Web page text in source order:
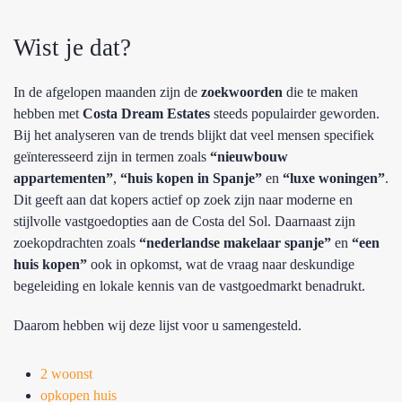
Wist je dat?
In de afgelopen maanden zijn de zoekwoorden die te maken
hebben met Costa Dream Estates steeds populairder geworden.
Bij het analyseren van de trends blijkt dat veel mensen specifiek
geïnteresseerd zijn in termen zoals “nieuwbouw
appartementen”, “huis kopen in Spanje” en “luxe woningen”.
Dit geeft aan dat kopers actief op zoek zijn naar moderne en
stijlvolle vastgoedopties aan de Costa del Sol. Daarnaast zijn
zoekopdrachten zoals “nederlandse makelaar spanje” en “een
huis kopen” ook in opkomst, wat de vraag naar deskundige
begeleiding en lokale kennis van de vastgoedmarkt benadrukt.
Daarom hebben wij deze lijst voor u samengesteld.
2 woonst
opkopen huis